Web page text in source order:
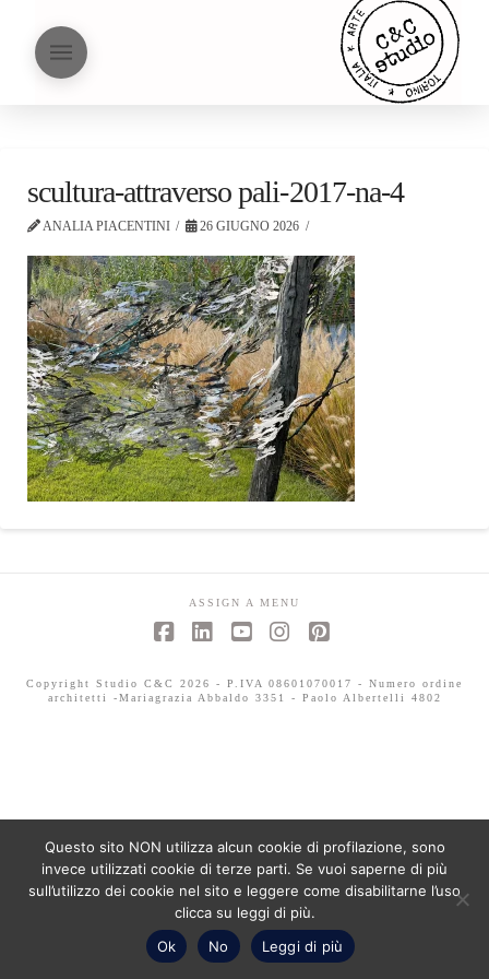
scultura-attraverso pali-2017-na-4
ANALIA PIACENTINI 26 GIUGNO 2026
ASSIGN A MENU
Copyright Studio C&C 2026 - P.IVA 08601070017 - Numero ordine
architetti -Mariagrazia Abbaldo 3351 - Paolo Albertelli 4802
Questo sito NON utilizza alcun cookie di profilazione, sono
invece utilizzati cookie di terze parti. Se vuoi saperne di più
sull’utilizzo dei cookie nel sito e leggere come disabilitarne l’uso
clicca su leggi di più.
Ok
No Leggi di più